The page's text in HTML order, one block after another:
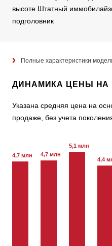
высоте Штатный
подголовник
Полные характеристики
ДИНАМИКА ЦЕНЫ НА
Указана средняя цена на
продаже, без учета
4,7 млн 4,7 млн
5,1 млн
4,4